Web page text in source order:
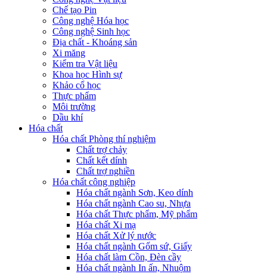
Chế tạo Pin
Công nghệ Hóa học
Công nghệ Sinh học
Địa chất - Khoáng sản
Xi măng
Kiểm tra Vật liệu
Khoa học Hình sự
Khảo cổ học
Thực phẩm
Môi trường
Dầu khí
Hóa chất
Hóa chất Phòng thí nghiệm
Chất trợ chảy
Chất kết dính
Chất trợ nghiền
Hóa chất công nghiệp
Hóa chất ngành Sơn, Keo dính
Hóa chất ngành Cao su, Nhựa
Hóa chất Thực phẩm, Mỹ phẩm
Hóa chất Xi mạ
Hóa chất Xử lý nước
Hóa chất ngành Gốm sứ, Giấy
Hóa chất làm Cồn, Đèn cầy
Hóa chất ngành In ấn, Nhuộm